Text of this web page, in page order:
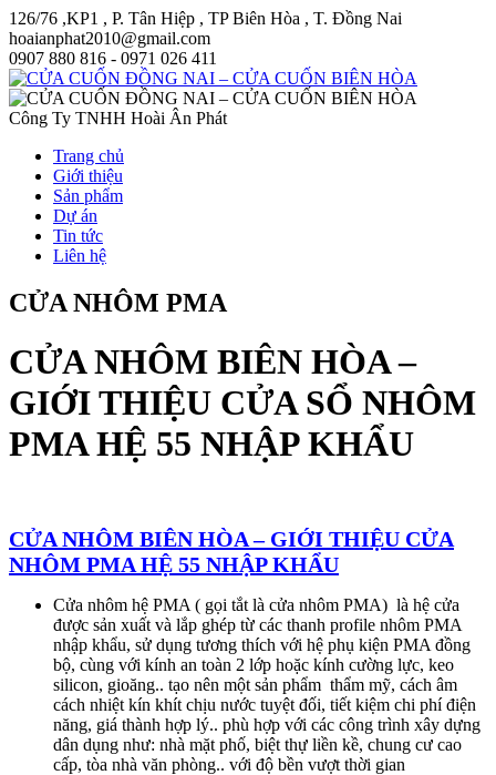
126/76 ,KP1 , P. Tân Hiệp , TP Biên Hòa , T. Đồng Nai
hoaianphat2010@gmail.com
0907 880 816 - 0971 026 411
Công Ty TNHH Hoài Ân Phát
Trang chủ
Giới thiệu
Sản phẩm
Dự án
Tin tức
Liên hệ
CỬA NHÔM PMA
CỬA NHÔM BIÊN HÒA –
GIỚI THIỆU CỬA SỔ NHÔM
PMA HỆ 55 NHẬP KHẨU
CỬA NHÔM BIÊN HÒA – GIỚI THIỆU CỬA
NHÔM PMA HỆ 55 NHẬP KHẨU
Cửa nhôm hệ PMA ( gọi tắt là cửa nhôm PMA) là hệ cửa
được sản xuất và lắp ghép từ các thanh profile nhôm PMA
nhập khẩu, sử dụng tương thích với hệ phụ kiện PMA đồng
bộ, cùng với kính an toàn 2 lớp hoặc kính cường lực, keo
silicon, gioăng.. tạo nên một sản phẩm thẩm mỹ, cách âm
cách nhiệt kín khít chịu nước tuyệt đối, tiết kiệm chi phí điện
năng, giá thành hợp lý.. phù hợp với các công trình xây dựng
dân dụng như: nhà mặt phố, biệt thự liền kề, chung cư cao
cấp, tòa nhà văn phòng.. với độ bền vượt thời gian